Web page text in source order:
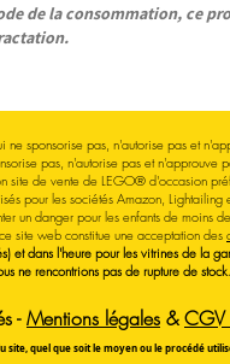
de la consommation, ce
sponsorise pas, n'autorise pas et
pas, n'autorise pas et n'approuve
site de vente de LEGO® d'occasion
pour les sociétés Amazon, Lightailing
un danger pour les enfants de moins
site web constitue une acceptation des
dans l'heure pour les vitrines de la
ne rencontrions pas de rupture de stock.
-Mentions légales &CGV
quel que soit le moyen ou le procédé